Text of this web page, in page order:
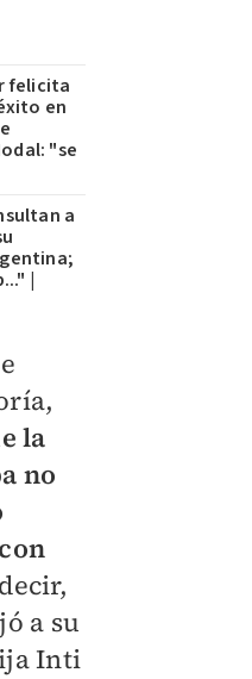
felicita
en
"se
a
|
la
no
a su
Inti